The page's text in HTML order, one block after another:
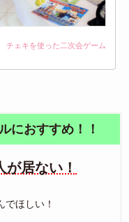
チェキを使った二次会ゲーム
におすすめ！！
居ない！
ほしい！